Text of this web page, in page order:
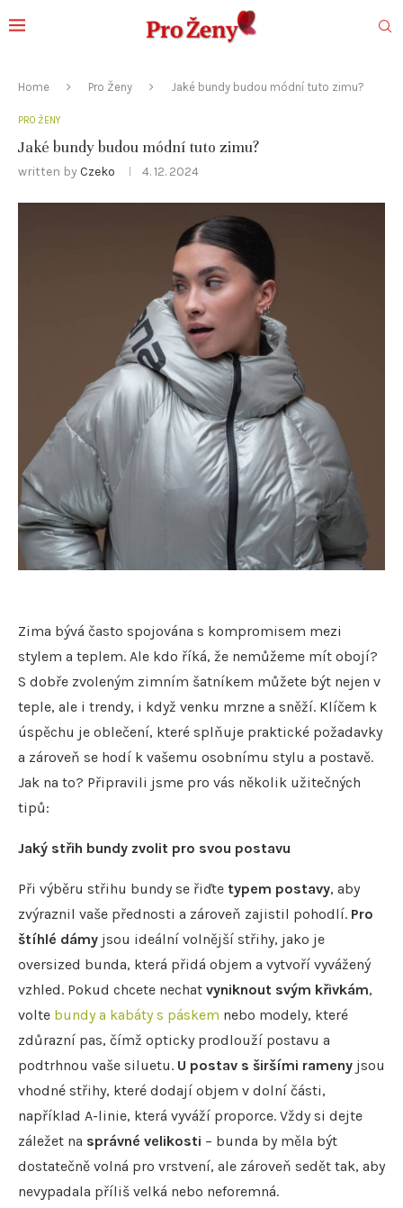
Home Pro Ženy Jaké bundy budou módní tuto zimu?
PRO ŽENY
Jaké bundy budou módní tuto zimu?
written by Czeko 4. 12. 2024
Zima bývá často spojována s kompromisem mezi
stylem a teplem. Ale kdo říká, že nemůžeme mít obojí?
S dobře zvoleným zimním šatníkem můžete být nejen v
teple, ale i trendy, i když venku mrzne a sněží. Klíčem k
úspěchu je oblečení, které splňuje praktické požadavky
a zároveň se hodí k vašemu osobnímu stylu a postavě.
Jak na to? Připravili jsme pro vás několik užitečných
tipů:
Jaký střih bundy zvolit pro svou postavu
Při výběru střihu bundy se řiďte typem postavy, aby
zvýraznil vaše přednosti a zároveň zajistil pohodlí. Pro
štíhlé dámy jsou ideální volnější střihy, jako je
oversized bunda, která přidá objem a vytvoří vyvážený
vzhled. Pokud chcete nechat vyniknout svým křivkám,
volte bundy a kabáty s páskem nebo modely, které
zdůrazní pas, čímž opticky prodlouží postavu a
podtrhnou vaše siluetu. U postav s širšími rameny jsou
vhodné střihy, které dodají objem v dolní části,
například A-linie, která vyváží proporce. Vždy si dejte
záležet na správné velikosti – bunda by měla být
dostatečně volná pro vrstvení, ale zároveň sedět tak, aby
nevypadala příliš velká nebo neforemná.